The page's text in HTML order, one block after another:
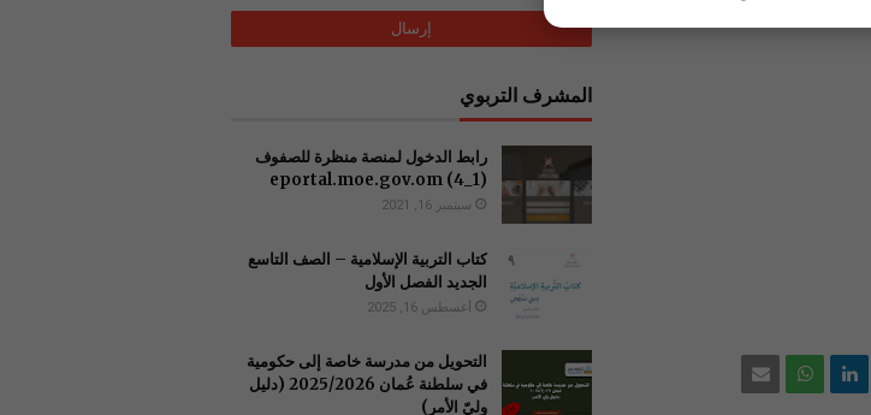
المشرف التربوي
رابط الدخول لمنصة منظرة للصفوف
(1_4) ‏eportal.moe.gov.om
سبتمبر 16, 2021
كتاب التربية الإسلامية – الصف التاسع
الجديد الفصل الأول
أغسطس 16, 2025
التحويل من مدرسة خاصة إلى حكومية
في سلطنة عُمان 2025/2026 (دليل
وليّ الأمر)